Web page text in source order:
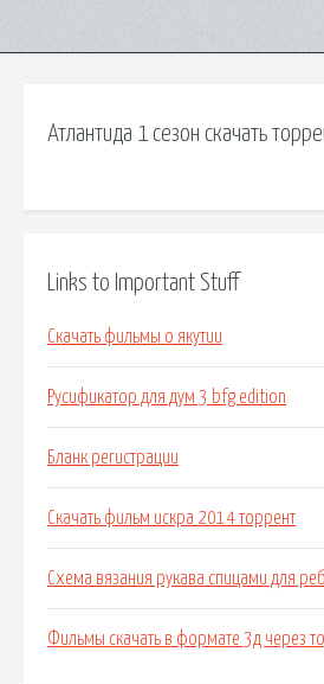
Атлантида 1 сезон скачать
Links to Important Stuff
Скачать фильмы о якутии
Русификатор для дум 3 bfg edition
Бланк регистрации
Скачать фильм искра 2014 торрент
Схема вязания рукава спицами для
Фильмы скачать в формате 3д через